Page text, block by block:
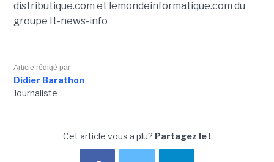
distributique.com et lemondeinformatique.com du
groupe It-news-info
Article rédigé par
Didier Barathon
Journaliste
Cet article vous a plu? Partagez le !